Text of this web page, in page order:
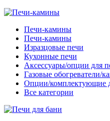
Печи-камины
Печи-камины
Изразцовые печи
Кухонные печи
Аксессуары/опции для
Газовые обогреватели/
Опции/комплектующие
Все категории